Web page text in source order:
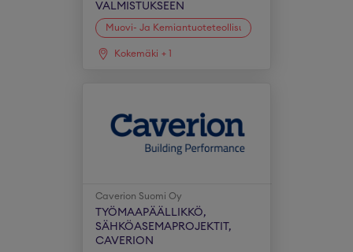
VALMISTUKSEEN
Muovi- Ja Kemiantuoteteollisuus
Kokemäki + 1
Caverion Suomi Oy
TYÖMAAPÄÄLLIKKÖ,
SÄHKÖASEMAPROJEKTIT,
CAVERION